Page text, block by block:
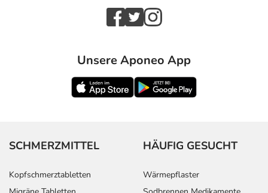
Unsere Aponeo App
SCHMERZMITTEL
Kopfschmerztabletten
HÄUFIG GESUCHT
Wärmepflaster